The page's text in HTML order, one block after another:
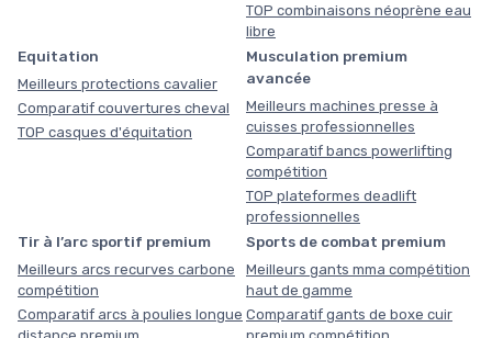
TOP combinaisons néoprène eau
libre
Equitation
Meilleurs protections cavalier
Comparatif couvertures cheval
TOP casques d'équitation
Musculation premium
avancée
Meilleurs machines presse à
cuisses professionnelles
Comparatif bancs powerlifting
compétition
TOP plateformes deadlift
professionnelles
Tir à l’arc sportif premium
Meilleurs arcs recurves carbone
compétition
Comparatif arcs à poulies longue
Sports de combat premium
Meilleurs gants mma compétition
haut de gamme
Comparatif gants de boxe cuir